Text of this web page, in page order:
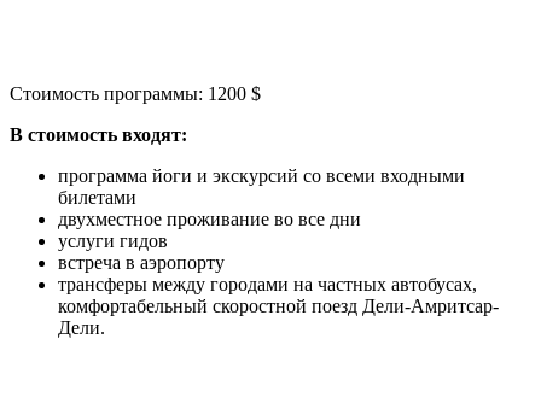
Стоимость программы: 1200 $
В стоимость входят:
программа йоги и экскурсий со всеми входными
билетами
двухместное проживание во все дни
услуги гидов
встреча в аэропорту
трансферы между городами на частных автобусах,
комфортабельный скоростной поезд Дели-Амритсар-
Дели.